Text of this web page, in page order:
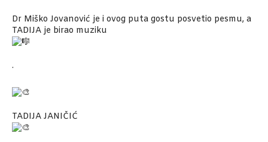
Dr Miško Jovanović je i ovog puta gostu posvetio pesmu, a
TADIJA je birao muziku
.
TADIJA JANIČIĆ